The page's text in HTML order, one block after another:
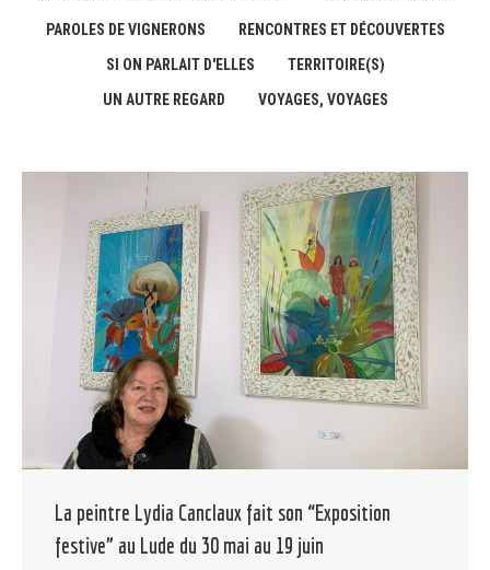
PAROLES DE VIGNERONS
RENCONTRES ET DÉCOUVERTES
SI ON PARLAIT D'ELLES
TERRITOIRE(S)
UN AUTRE REGARD
VOYAGES, VOYAGES
La peintre Lydia Canclaux fait son “Exposition
festive” au Lude du 30 mai au 19 juin